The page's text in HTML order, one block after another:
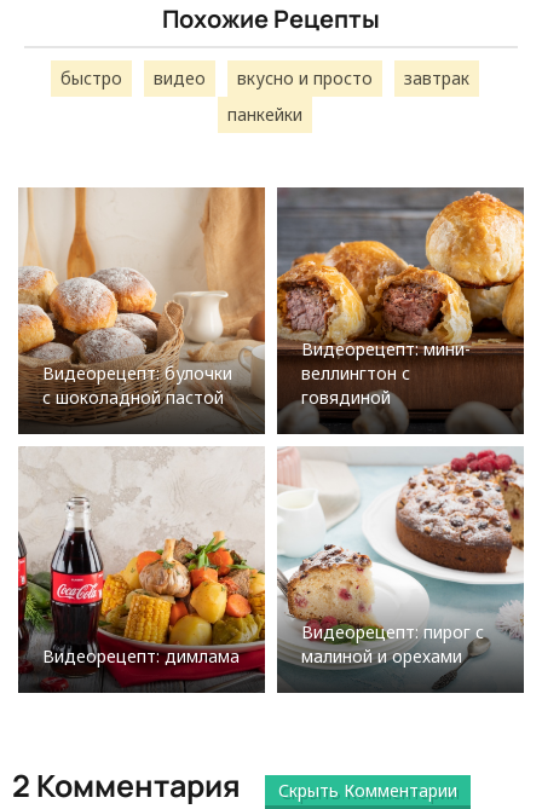
Похожие Рецепты
быстро видео вкусно и просто
завтрак
панкейки
Видеорецепт: булочки
с шоколадной пастой
Видеорецепт: мини-
веллингтон с
говядиной
Видеорецепт: димлама
Видеорецепт: пирог с
малиной и орехами
2 Комментария Скрыть Комментарии